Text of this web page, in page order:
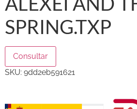
SPRING.TXP
Consultar
SKU: 9dd2eb591621